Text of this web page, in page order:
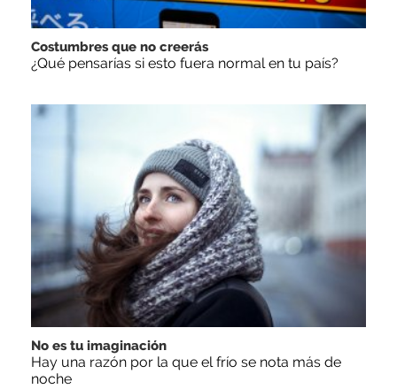
Costumbres que no creerás
¿Qué pensarías si esto fuera normal en tu país?
No es tu imaginación
Hay una razón por la que el frío se nota más de
noche